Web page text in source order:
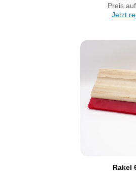
Preis
Jetzt
Rakel